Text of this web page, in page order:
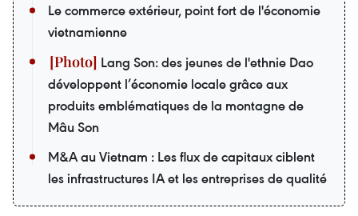
Le commerce extérieur, point fort de l'économie
vietnamienne
Lang Son: des jeunes de l'ethnie Dao
développent l’économie locale grâce aux
produits emblématiques de la montagne de
Mâu Son
M&A au Vietnam : Les flux de capitaux ciblent
les infrastructures IA et les entreprises de qualité